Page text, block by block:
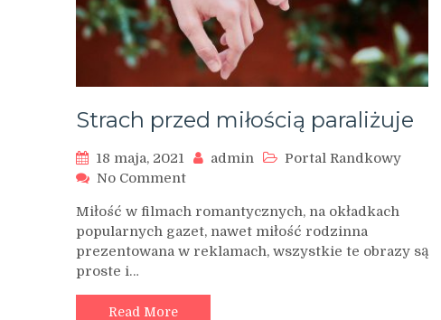
Strach przed miłością paraliżuje
18 maja, 2021 admin
Portal Randkowy
No Commenton
przed
miłością
paraliżuje
Miłość w filmach romantycznych, na okładkach
popularnych gazet, nawet miłość rodzinna
prezentowana w reklamach, wszystkie te obrazy są
proste i…
Read More